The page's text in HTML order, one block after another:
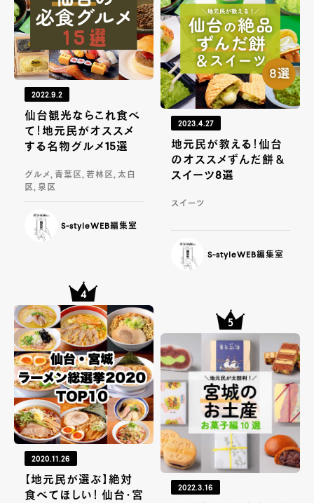
2022.9.2
仙台観光ならこれ食べ
て！地元民がオススメ
する名物グルメ15選
グルメ, 青葉区, 若林区, 太白
区, 泉区
S-styleWEB編集室
2023.4.27
地元民が教える！仙台
のオススメずんだ餅＆
スイーツ8選
スイーツ
S-styleWEB編集室
2020.11.26
【地元民が選ぶ】絶対
食べてほしい！ 仙台・宮
2022.3.16